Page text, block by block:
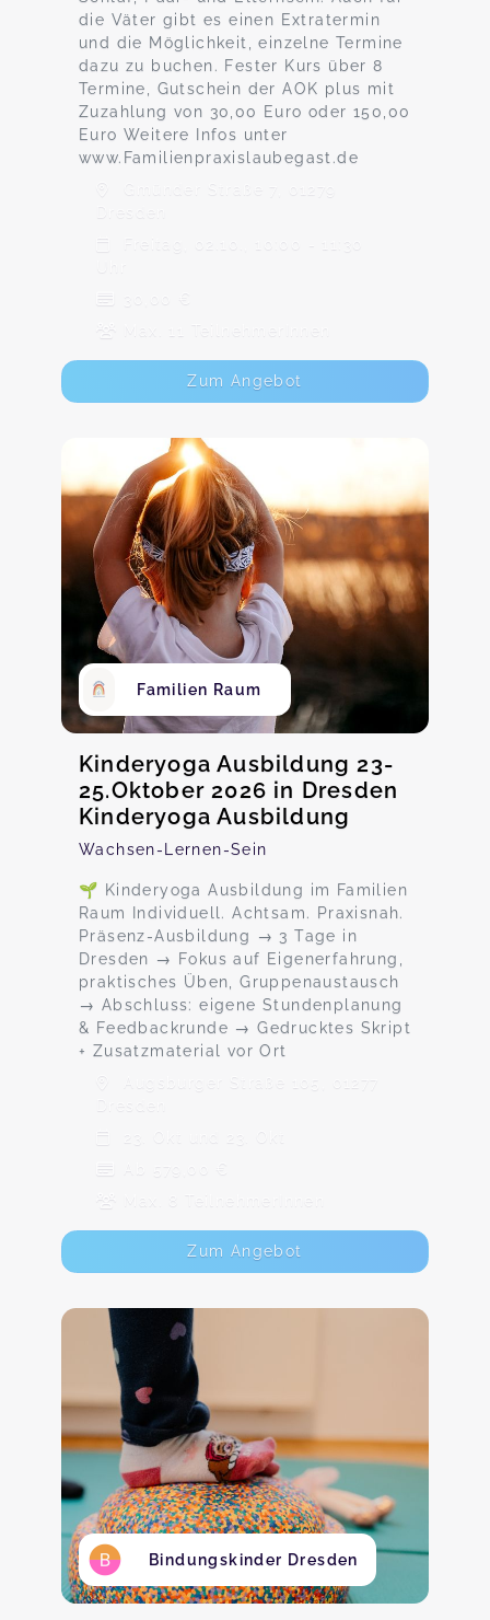
die Väter gibt es einen Extratermin
und die Möglichkeit, einzelne Termine
dazu zu buchen. Fester Kurs über 8
Termine, Gutschein der AOK plus mit
Zuzahlung von 30,00 Euro oder 150,00
Euro Weitere Infos unter
www.Familienpraxislaubegast.de
Gmünder Straße 7, 01279
Dresden
Freitag, 02.10., 10:00 - 11:30
30,00 €
Max. 11 TeilnehmerInnen
Zum Angebot
Familien Raum
Kinderyoga Ausbildung 23-
25.Oktober 2026 in Dresden
Kinderyoga Ausbildung
Wachsen-Lernen-Sein
🌱 Kinderyoga Ausbildung im Familien
Raum Individuell. Achtsam. Praxisnah.
Präsenz-Ausbildung → 3 Tage in
Dresden → Fokus auf Eigenerfahrung,
praktisches Üben, Gruppenaustausch
→ Abschluss: eigene Stundenplanung
& Feedbackrunde → Gedrucktes Skript
+ Zusatzmaterial vor Ort
Augsburger Straße 105, 01277
Dresden
23. Okt und 23. Okt
Ab 579,00 €
Max. 8 TeilnehmerInnen
Zum Angebot
Bindungskinder Dresden